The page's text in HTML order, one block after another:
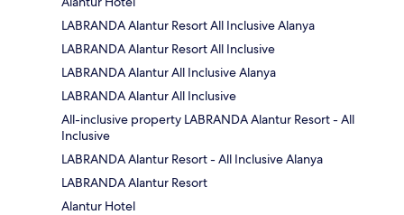
LABRANDA Alantur Resort All Inclusive Alanya
LABRANDA Alantur Resort All Inclusive
LABRANDA Alantur All Inclusive Alanya
LABRANDA Alantur All Inclusive
All-inclusive property LABRANDA Alantur Resort - All
Inclusive
LABRANDA Alantur Resort - All Inclusive Alanya
LABRANDA Alantur Resort
Alantur Hotel